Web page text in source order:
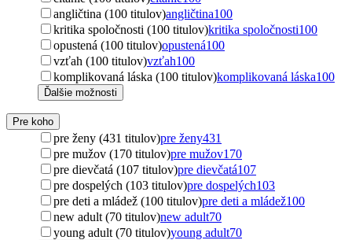
angličtina (100 titulov)angličtina100
kritika spoločnosti (100 titulov)kritika spoločnosti100
opustená (100 titulov)opustená100
vzťah (100 titulov)vzťah100
komplikovaná láska (100 titulov)komplikovaná láska100
Ďalšie možnosti
Pre koho
pre ženy (431 titulov)pre ženy431
pre mužov (170 titulov)pre mužov170
pre dievčatá (107 titulov)pre dievčatá107
pre dospelých (103 titulov)pre dospelých103
pre deti a mládež (100 titulov)pre deti a mládež100
new adult (70 titulov)new adult70
young adult (70 titulov)young adult70